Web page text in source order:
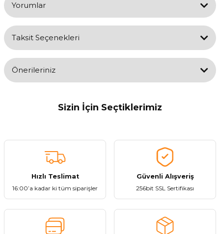
Yorumlar
Taksit Seçenekleri
Önerileriniz
konularda yetersiz gördüğünüz noktaları öneri formunu kullanarak
tarafımıza iletebilirsiniz.
Ürün resmi kalitesiz, bozuk veya görüntülenemiyor.
Ürün açıklamasında eksik bilgiler bulunuyor.
Ürün bilgilerinde hatalar bulunuyor.
Ürün fiyatı diğer sitelerden daha pahalı.
Bu ürüne benzer farklı alternatifler olmalı.
Sizin İçin Seçtiklerimiz
ROXY AA KALEM PİL 4 LÜ ÇİNKO – KARBON METAL KAPLAMA
Hızlı Teslimat
16:00’a kadar ki tüm siparişler
Güvenli Alışveriş
256bit SSL Sertifikası